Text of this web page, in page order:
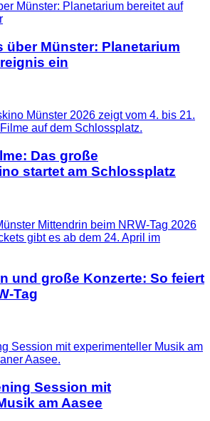
über Münster: Planetarium
ein
Das große
startet am Schlossplatz
und große Konzerte: So feiert
Tag
Session mit
am Aasee